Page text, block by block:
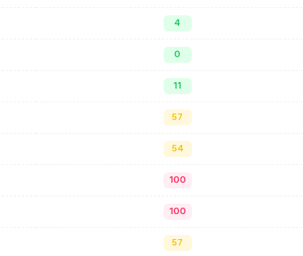
4
0
11
57
54
100
100
57